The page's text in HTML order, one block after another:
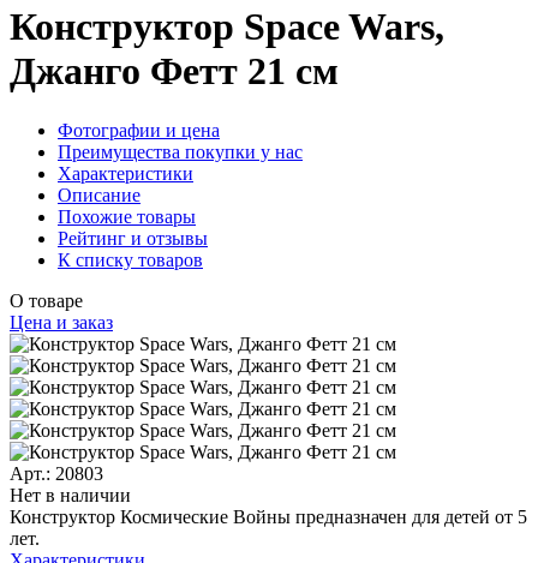
Конструктор Space Wars,
Джанго Фетт 21 см
Фотографии и цена
Преимущества покупки у нас
Характеристики
Описание
Похожие товары
Рейтинг и отзывы
К списку товаров
О товаре
Цена и заказ
Арт.: 20803
Нет в наличии
Конструктор Космические Войны предназначен для детей от 5
лет.